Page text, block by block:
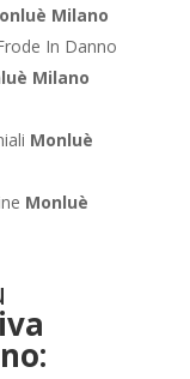
Milano
In Danno
Milano
Monluè
Monluè